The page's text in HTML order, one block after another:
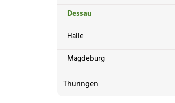
Dessau
Halle
Magdeburg
Thüringen